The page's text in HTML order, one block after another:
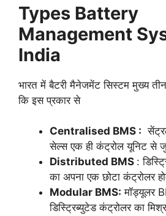
Types Battery
Management
India
भारत में बैटरी मैनेजमेंट सिस्टम मुख्य
कि इस प्रकार से
Centralised BMS :
सेल्स एक ही कंट्रोल यूनिट से
Distributed BMS :
का अपना एक छोटा कंट्रोलर
Modular BMS: मॉड्यूलर
डिस्ट्रिब्युटेड कंट्रोलर का